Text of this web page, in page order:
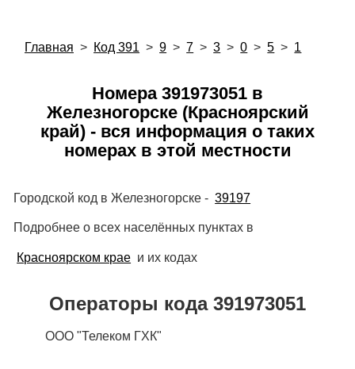
Главная > Код 391 > 9 > 7 > 3 > 0 > 5 > 1
Номера 391973051 в
Железногорске (Красноярский
край) - вся информация о таких
номерах в этой местности
Городской код в Железногорске - 39197
Подробнее о всех населённых пунктах в
Красноярском крае и их кодах
Операторы кода 391973051
ООО "Телеком ГХК"